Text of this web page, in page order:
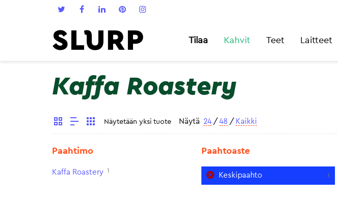
Tilaa Kahvit Teet Laitteet
Kaffa Roastery
Näytetään yksi tuote Näytä 24 / 48 / Kaikki
Paahtimo
Kaffa Roastery 1
Paahtoaste
Keskipaahto 1